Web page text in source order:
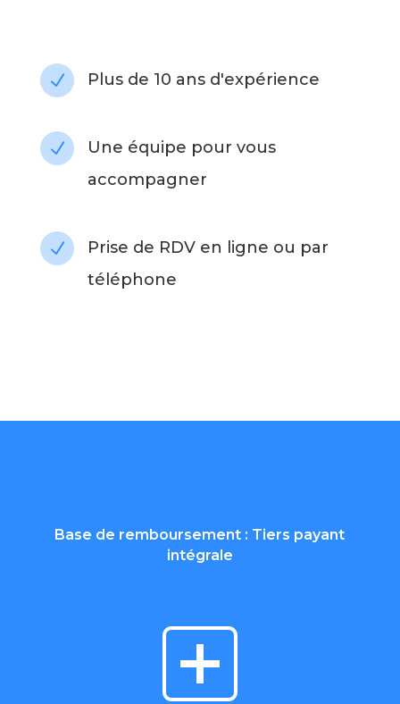
N Plus de 10 ans d'expérience
N
Une équipe pour vous
accompagner
N
Prise de RDV en ligne ou par
téléphone
Base de remboursement : Tiers payant
intégrale